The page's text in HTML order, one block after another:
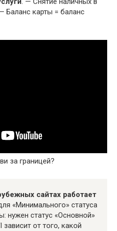
Баланс карты = баланс
за границей?
сайтах работает
«Минимального» статуса
нужен статус «Основной»
от того, какой